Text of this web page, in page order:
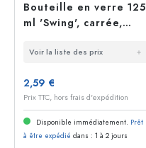
Bouteille en verre 125
ml 'Swing', carrée,
mécanique
Voir la liste des prix
2,59 €
Prix TTC, hors frais d'expédition
Disponible immédiatement. Prêt
à être expédié dans : 1 à 2 jours